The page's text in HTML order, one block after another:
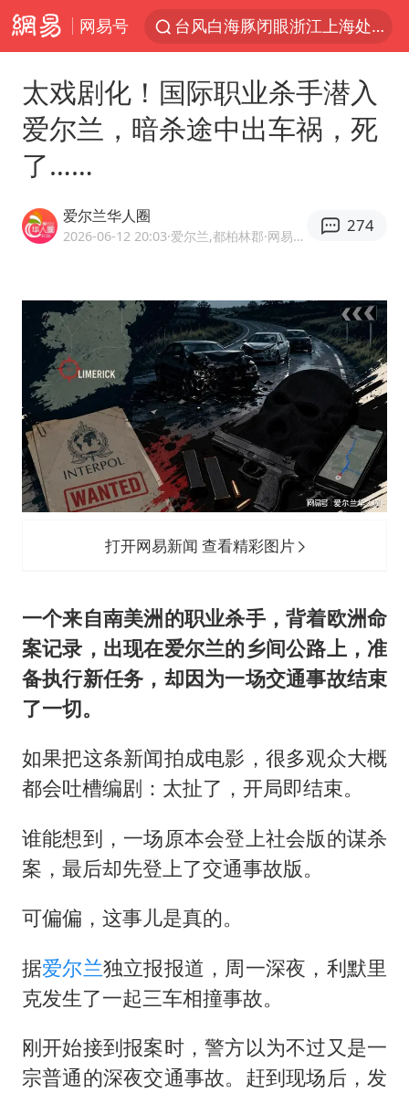
网易号
台风白海豚闭眼浙江上海处于危险半圆
香港宏福苑火灾或由烟头引起
中国父女泰国骑摩托车坠崖1死1伤
白海豚将正面袭击贯穿浙江
浙江台州《告全体市民书》
多个明星演唱会取消
上半年国内居民出游人次34.63亿
美国最大水库水位降至有记录以来最低
四川宜宾市珙县发生3.4级地震
刘浩存百花奖开幕式红裙起舞
店主称换“青海拉面”招牌后生意更好
张本智和：零封向鹏不意外
太戏剧化！国际职业杀手潜入
爱尔兰，暗杀途中出车祸，死
了……
爱尔兰华人圈
2026-06-12 20:03·爱尔兰,都柏林郡 ·网易号优质内容创作者
274
打开网易新闻 查看精彩图片
一个来自南美洲的职业杀手，背着欧洲命
案记录，出现在爱尔兰的乡间公路上，准
备执行新任务，却因为一场交通事故结束
了一切。
如果把这条新闻拍成电影，很多观众大概
都会吐槽编剧：太扯了，开局即结束。
谁能想到，一场原本会登上社会版的谋杀
案，最后却先登上了交通事故版。
可偏偏，这事儿是真的。
据爱尔兰独立报报道，周一深夜，利默里
克发生了一起三车相撞事故。
刚开始接到报案时，警方以为不过又是一
宗普通的深夜交通事故。赶到现场后，发